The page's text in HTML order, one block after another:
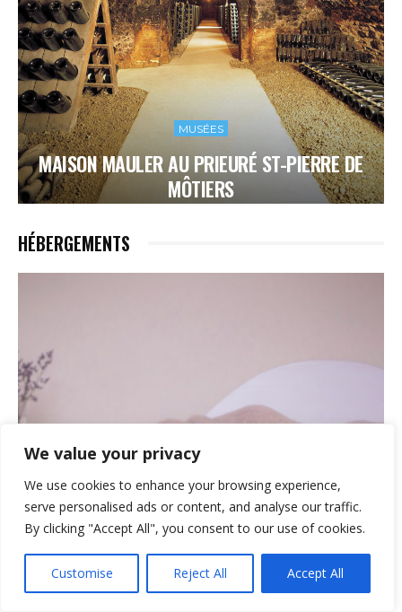
We value your privacy
We use cookies to enhance your browsing experience,
serve personalised ads or content, and analyse our traffic.
By clicking "Accept All", you consent to our use of cookies.
Customise Reject All Accept All
MUSÉES
MAISON MAULER AU PRIEURÉ ST-PIERRE DE
MÔTIERS
HÉBERGEMENTS